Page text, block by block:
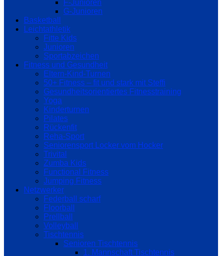
F-Junioren
G-Junioren
Basketball
Leichtathletik
Fitte Kids
Junioren
Sportabzeichen
Fitness und Gesundheit
Eltern-Kind-Turnen
50+ Fitness – fit und stark mit Steffi
Gesundheitsorientiertes Fitnesstraining
Yoga
Kinderturnen
Pilates
Rückenfit
Reha-Sport
Seniorensport Locker vom Hocker
Trivital
Zumba Kids
Functional Fitness
Jumping Fitness
Netzwerker
Federball scharf
Floorball
Prellball
Volleyball
Tischtennis
Senioren Tischtennis
1. Mannschaft Tischtennis